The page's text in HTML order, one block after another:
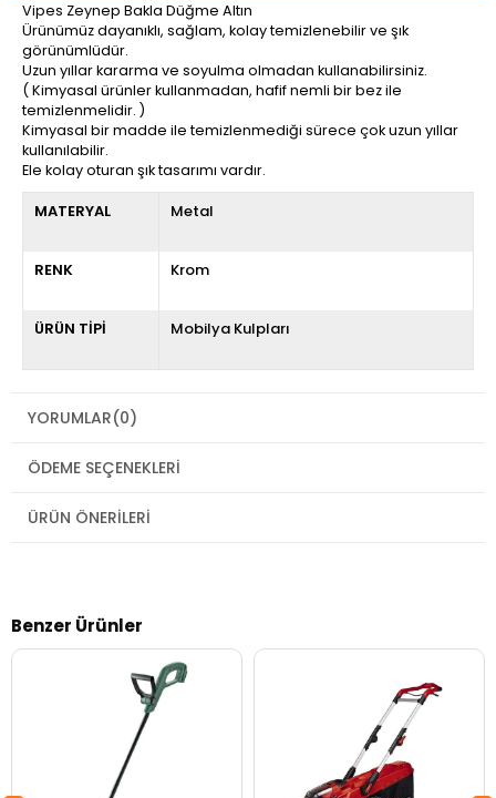
Vipes Zeynep Bakla Düğme Altın
Ürünümüz dayanıklı, sağlam, kolay temizlenebilir ve şık
görünümlüdür.
Uzun yıllar kararma ve soyulma olmadan kullanabilirsiniz.
( Kimyasal ürünler kullanmadan, hafif nemli bir bez ile
temizlenmelidir. )
Kimyasal bir madde ile temizlenmediği sürece çok uzun yıllar
kullanılabilir.
Ele kolay oturan şık tasarımı vardır.
MATERYAL Metal
RENK Krom
ÜRÜN TİPİ Mobilya Kulpları
YORUMLAR(0)
ÖDEME SEÇENEKLERI
ÜRÜN ÖNERILERI
Benzer Ürünler